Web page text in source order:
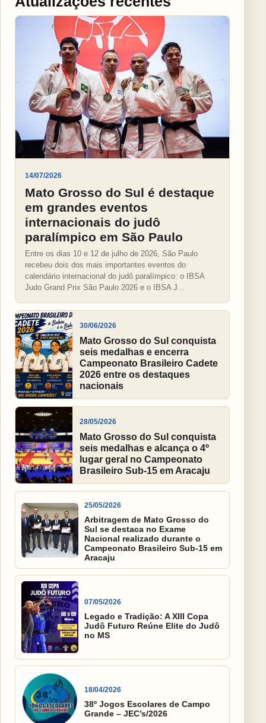
14/07/2026
Mato Grosso do Sul é destaque
em grandes eventos
internacionais do judô
paralímpico em São Paulo
Entre os dias 10 e 12 de julho de 2026, São Paulo
recebeu dois dos mais importantes eventos do
calendário internacional do judô paralímpico: o IBSA
Judo Grand Prix São Paulo 2026 e o IBSA J...
30/06/2026
Mato Grosso do Sul conquista
seis medalhas e encerra
Campeonato Brasileiro Cadete
2026 entre os destaques
nacionais
28/05/2026
Mato Grosso do Sul conquista
seis medalhas e alcança o 4º
lugar geral no Campeonato
Brasileiro Sub-15 em Aracaju
25/05/2026
Arbitragem de Mato Grosso do
Sul se destaca no Exame
Nacional realizado durante o
Campeonato Brasileiro Sub-15 em
Aracaju
07/05/2026
Legado e Tradição: A XIII Copa
Judô Futuro Reúne Elite do Judô
no MS
18/04/2026
38º Jogos Escolares de Campo
Grande – JEC’s/2026